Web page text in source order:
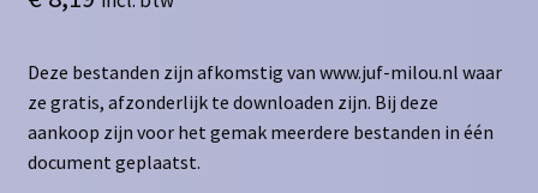
Deze bestanden zijn afkomstig van www.juf-milou.nl waar
ze gratis, afzonderlijk te downloaden zijn. Bij deze
aankoop zijn voor het gemak meerdere bestanden in één
document geplaatst.